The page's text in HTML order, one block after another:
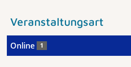
Veranstaltungsart
Online 1